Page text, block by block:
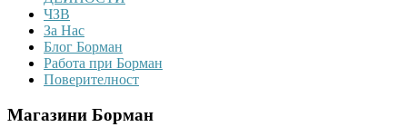
ЧЗВ
За Нас
Блог Борман
Работа при Борман
Поверителност
Магазини Борман